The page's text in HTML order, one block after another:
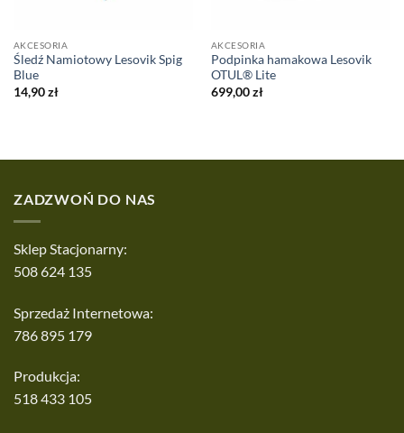
AKCESORIA
Śledź Namiotowy Lesovik Spig
Blue
14,90zł
AKCESORIA
Podpinka hamakowa Lesovik
OTUL® Lite
699,00zł
ZADZWOŃ DO NAS
Sklep Stacjonarny:
508 624 135
Sprzedaż Internetowa:
786 895 179
Produkcja:
518 433 105